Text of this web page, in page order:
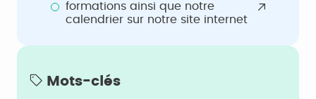
formations ainsi que notre
calendrier sur notre site internet
Mots-clés